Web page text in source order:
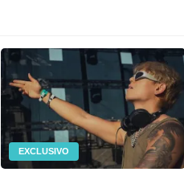
EXCLUSIVO